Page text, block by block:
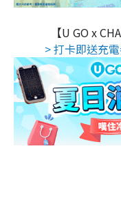
【U GO x
> 打卡即送充